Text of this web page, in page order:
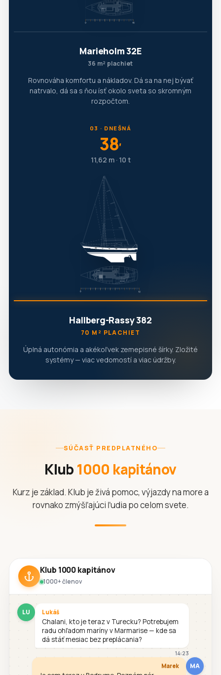
Marieholm 32E
36 m² plachiet
Rovnováha komfortu a nákladov. Dá sa na nej bývať
natrvalo, dá sa s ňou ísť okolo sveta so skromným
rozpočtom.
03 · DNEŠNÁ
38′
11,62 m · 10 t
Hallberg-Rassy 382
70 M² PLACHIET
Úplná autonómia a akékoľvek zemepisné šírky. Zložité
systémy — viac vedomostí a viac údržby.
SÚČASŤ PREDPLATNÉHO
Klub 1000 kapitánov
Kurz je základ. Klub je živá pomoc, výjazdy na more a
rovnako zmýšľajúci ľudia po celom svete.
Klub 1000 kapitánov
1000+ členov
LU Lukáš
Chalani, kto je teraz v Turecku? Potrebujem
radu ohľadom maríny v Marmarise — kde sa
dá stáť mesiac bez preplácania?
14:23
MA
Marek